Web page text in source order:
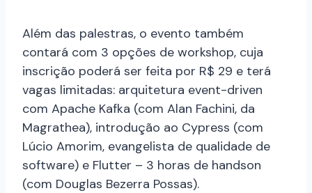
Além das palestras, o evento também
contará com 3 opções de workshop, cuja
inscrição poderá ser feita por R$ 29 e terá
vagas limitadas: arquitetura event-driven
com Apache Kafka (com Alan Fachini, da
Magrathea), introdução ao Cypress (com
Lúcio Amorim, evangelista de qualidade de
software) e Flutter – 3 horas de handson
(com Douglas Bezerra Possas).